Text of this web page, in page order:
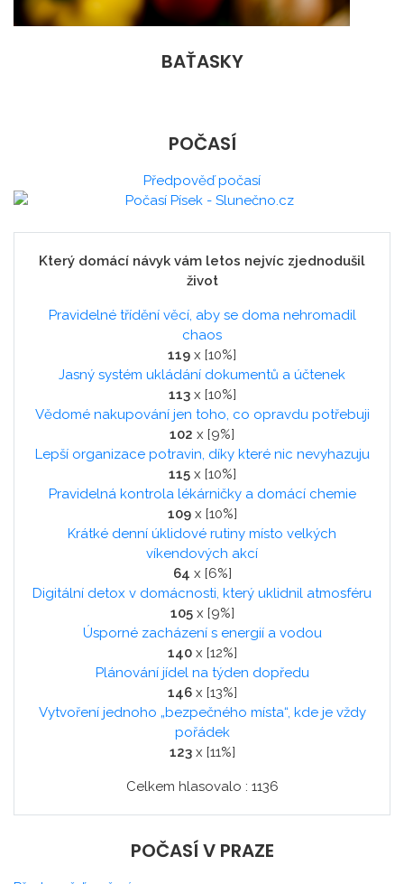
BAŤASKY
POČASÍ
Předpověď počasí
Který domácí návyk vám letos nejvíc zjednodušil
život
Pravidelné třídění věcí, aby se doma nehromadil
chaos
119 x [10%]
Jasný systém ukládání dokumentů a účtenek
113x [10%]
Vědomé nakupování jen toho, co opravdu potřebuji
102 x [9%]
Lepší organizace potravin, díky které nic nevyhazuju
115x [10%]
Pravidelná kontrola lékárničky a domácí chemie
109x [10%]
Krátké denní úklidové rutiny místo velkých
víkendových akcí
64 x [6%]
Digitální detox v domácnosti, který uklidnil atmosféru
105x [9%]
Úsporné zacházení s energií a vodou
140x [12%]
Plánování jídel na týden dopředu
146x [13%]
Vytvoření jednoho „bezpečného místa“, kde je vždy
pořádek
123x [11%]
Celkem hlasovalo : 1136
POČASÍ V PRAZE